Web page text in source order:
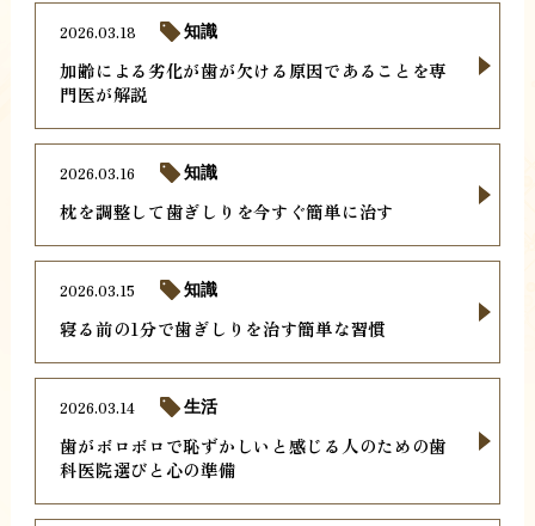
加齢による劣化が歯が欠ける原因であることを専
門医が解説
2026.03.18 知識
枕を調整して歯ぎしりを今すぐ簡単に治す
2026.03.16 知識
寝る前の1分で歯ぎしりを治す簡単な習慣
2026.03.15 知識
歯がボロボロで恥ずかしいと感じる人のための歯
科医院選びと心の準備
2026.03.14 生活